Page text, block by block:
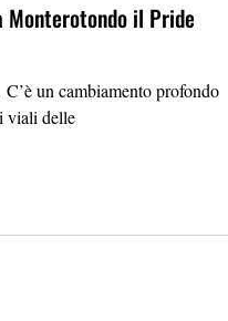
il Pride
un cambiamento profondo
viali delle